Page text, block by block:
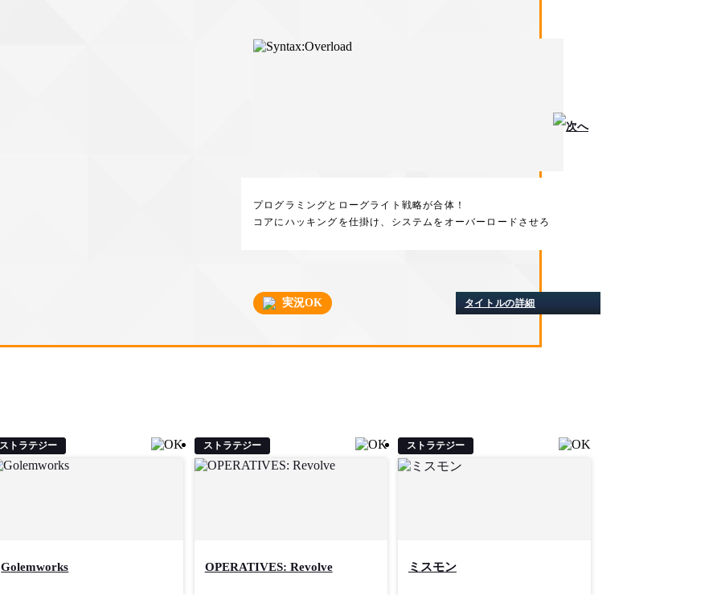
プログラミングとローグライト戦略が合体！
コアにハッキングを仕掛け、システムをオーバーロードさせろ
実況OK タイトルの詳細
次へ
ストラテジー
Golemworks
ストラテジー
OPERATIVES: Revolve
ストラテジー
ミスモン